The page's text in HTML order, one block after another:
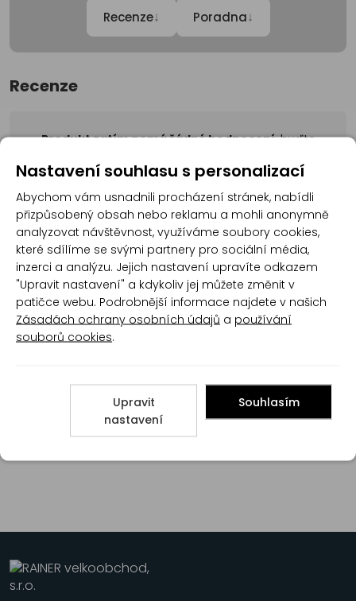
Recenze↓ Poradna↓
Recenze
Produkt zatím nemá žádné hodnocení,buďte
Přidat hodnocení
Poradna
Nastavení souhlasu s personalizací
Abychom vám usnadnili procházení stránek, nabídli
přizpůsobený obsah nebo reklamu a mohli anonymně
analyzovat návštěvnost, využíváme soubory cookies,
které sdílíme se svými partnery pro sociální média,
inzerci a analýzu. Jejich nastavení upravíte odkazem
"Upravit nastavení" a kdykoliv jej můžete změnit v
patičce webu. Podrobnější informace najdete v našich
Zásadách ochrany osobních údajů a používání
souborů cookies.
Upravit
nastavení
Souhlasím